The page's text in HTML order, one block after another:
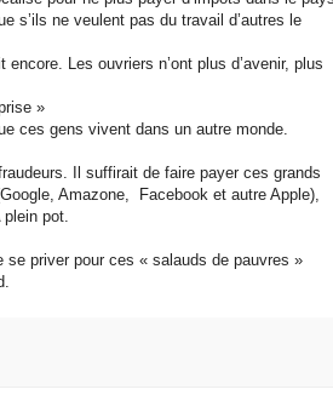
s’ils ne veulent pas du travail d’autres le
Les ouvriers n’ont plus d’avenir, plus
»
ces gens vivent dans un autre monde.
Il suffirait de faire payer ces grands
Amazone, Facebook et autre Apple),
plein pot.
priver pour ces « salauds de pauvres »